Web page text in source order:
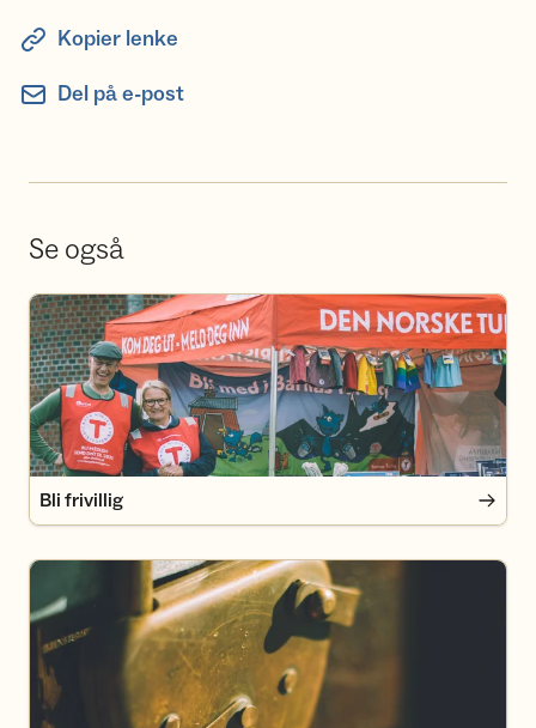
Kopier lenke
Del på e-post
Se også
Bli frivillig
Bli frivillig
Bli DNT-medlem